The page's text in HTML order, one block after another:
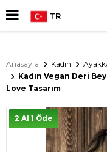
TR
Anasayfa Kadın
Kadın Vegan Deri
Love Tasarım
2 Al 1 Öde